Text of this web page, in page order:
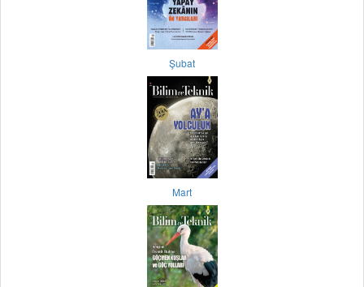
Şubat
Mart